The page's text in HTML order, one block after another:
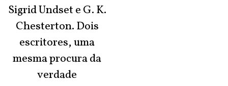
Sigrid Undset e G. K.
Chesterton. Dois
escritores, uma
mesma procura da
verdade